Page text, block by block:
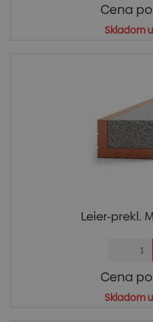
Cena
Skladom
Leier-prekl.
Cena
Skladom